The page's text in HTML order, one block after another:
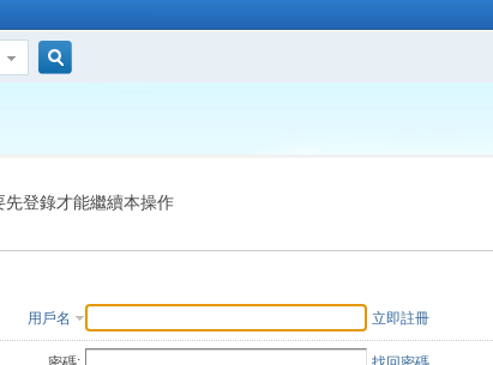
索
先登錄才能繼續本操作
用戶名 立即註冊